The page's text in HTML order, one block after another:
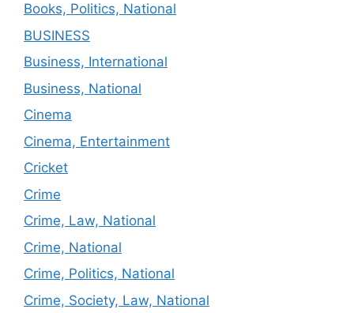
Books, Politics, National
BUSINESS
Business, International
Business, National
Cinema
Cinema, Entertainment
Cricket
Crime
Crime, Law, National
Crime, National
Crime, Politics, National
Crime, Society, Law, National